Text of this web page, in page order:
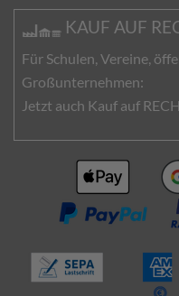
KAUF AUF
Für Schulen, Vereine,
Großunternehmen:
Jetzt auch Kauf auf